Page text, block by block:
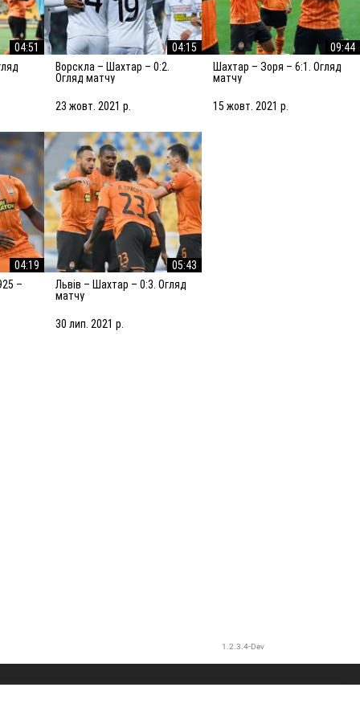
04:51
04:15
Ворскла – Шахтар – 0:2.
Огляд матчу
23 жовт. 2021 р.
09:44
Шахтар – Зоря – 6:1. Огляд
матчу
15 жовт. 2021 р.
04:19
05:43
Львів – Шахтар – 0:3. Огляд
матчу
30 лип. 2021 р.